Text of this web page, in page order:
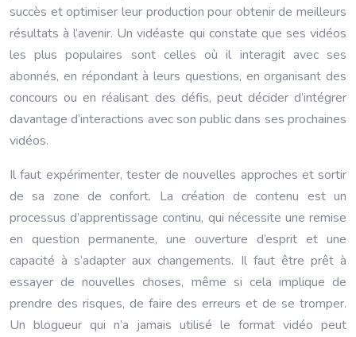
succès et optimiser leur production pour obtenir de meilleurs
résultats à l’avenir. Un vidéaste qui constate que ses vidéos
les plus populaires sont celles où il interagit avec ses
abonnés, en répondant à leurs questions, en organisant des
concours ou en réalisant des défis, peut décider d’intégrer
davantage d’interactions avec son public dans ses prochaines
vidéos.
Il faut expérimenter, tester de nouvelles approches et sortir
de sa zone de confort. La création de contenu est un
processus d’apprentissage continu, qui nécessite une remise
en question permanente, une ouverture d’esprit et une
capacité à s’adapter aux changements. Il faut être prêt à
essayer de nouvelles choses, même si cela implique de
prendre des risques, de faire des erreurs et de se tromper.
Un blogueur qui n’a jamais utilisé le format vidéo peut